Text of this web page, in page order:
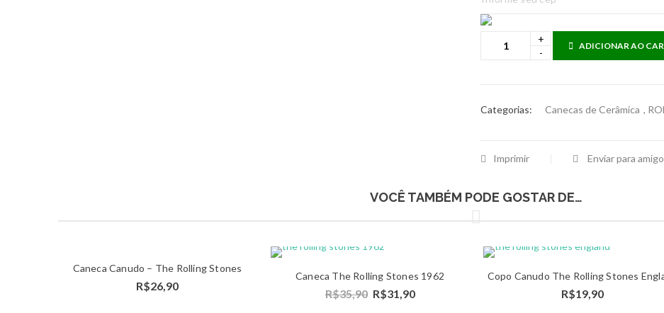
ADICIONAR AO
Categorias: Canecas de Cerâmica ,
Imprimir Enviar para
VOCÊ TAMBÉM PODE GOSTAR DE…
Detalhes
Caneca Canudo – The Rolling Stones
R$26,90
Detalhes
Caneca The Rolling Stones 1962
R$35,90 R$31,90
Detalhes
Copo Canudo The Rolling Stones
R$19,90